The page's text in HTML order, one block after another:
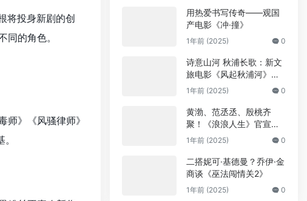
将投身新剧的创
的角色。
师》《风骚律师》
用热爱书写传奇——观国
产电影《冲·撞》
1年前 (2025) 0
诗意山河 秋浦长歌：新文
旅电影《风起秋浦河》今
日全国公映
1年前 (2025) 0
黄渤、范丞丞、殷桃齐
聚！《浪浪人生》官宣阵
容
1年前 (2025) 0
二搭妮可·基德曼？乔伊·金
商谈《巫法闯情关2》
1年前 (2025) 0